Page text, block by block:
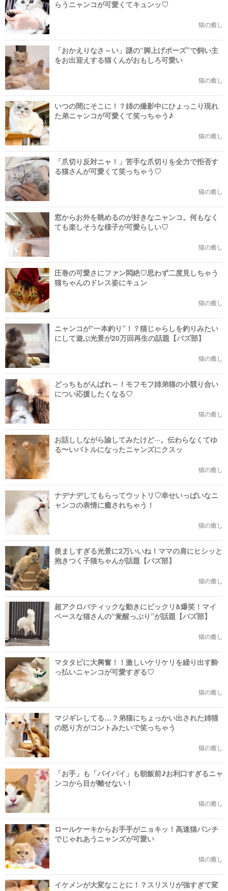
らうニャンコが可愛くてキュンッ♡
猫の癒し
「おかえりなさ～い」謎の“脚上げポーズ”で飼い主
をお出迎えする猫くんがおもしろ可愛い
猫の癒し
いつの間にそこに！？姉の撮影中にひょっこり現れ
た弟ニャンコが可愛くて笑っちゃう♪
猫の癒し
「爪切り反対ニャ！」苦手な爪切りを全力で拒否す
る猫さんが可愛くて笑っちゃう♡
猫の癒し
窓からお外を眺めるのが好きなニャンコ。何もなく
ても楽しそうな様子が可愛らしい♡
猫の癒し
圧巻の可愛さにファン悶絶♡思わず二度見しちゃう
猫ちゃんのドレス姿にキュン
猫の癒し
ニャンコが“一本釣り”！？猫じゃらしを釣りみたい
にして遊ぶ光景が20万回再生の話題【バズ部】
猫の癒し
どっちもがんばれ～！モフモフ姉弟猫の小競り合い
につい応援したくなる♡
猫の癒し
お話ししながら諭してみたけど···。伝わらなくてゆ
る〜いバトルになったニャンズにクスッ
猫の癒し
ナデナデしてもらってウットリ♡幸せいっぱいなニ
ャンコの表情に癒されちゃう！
猫の癒し
羨ましすぎる光景に2万いいね！ママの肩にヒシッと
抱きつく子猫ちゃんが話題【バズ部】
猫の癒し
超アクロバティックな動きにビックリ&爆笑！マイ
ペースな猫さんの“覚醒っぷり”が話題【バズ部】
猫の癒し
マタタビに大興奮！！激しいケリケリを繰り出す酔
っ払いニャンコが可愛すぎる♡
猫の癒し
マジギレしてる…？弟猫にちょっかい出された姉猫
の怒り方がコントみたいで笑っちゃう
猫の癒し
「お手」も「バイバイ」も朝飯前♪お利口すぎるニャ
ンコから目が離せない！
猫の癒し
ロールケーキからお手手がニョキッ！高速猫パンチ
でじゃれあうニャンズが可愛い
猫の癒し
イケメンが大変なことに！？スリスリが強すぎて変